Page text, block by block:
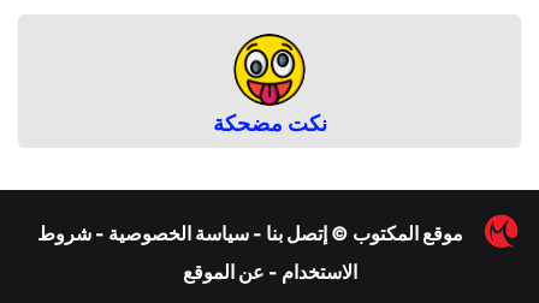
نكت مضحكة
موقع المكتوب ©إتصل بنا -سياسة الخصوصية -شروط
الاستخدام - عن الموقع